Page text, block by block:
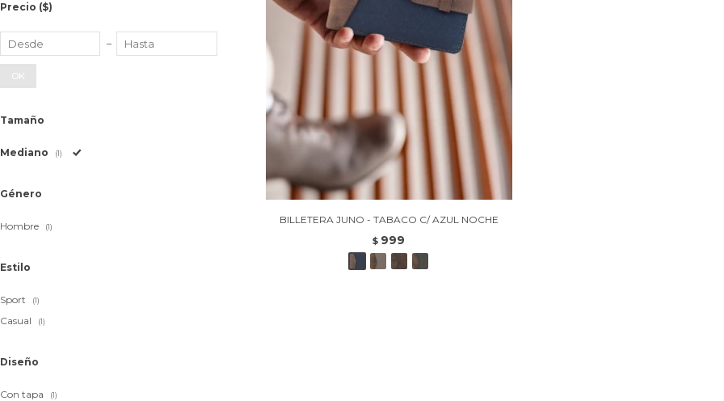
BILLETERA JUNO - TABACO C/ AZUL NOCHE
$ 999
Precio ($)
OK
Tamaño
Mediano (1)
Género
Hombre (1)
Estilo
Sport (1)
Casual (1)
Diseño
Con tapa (1)